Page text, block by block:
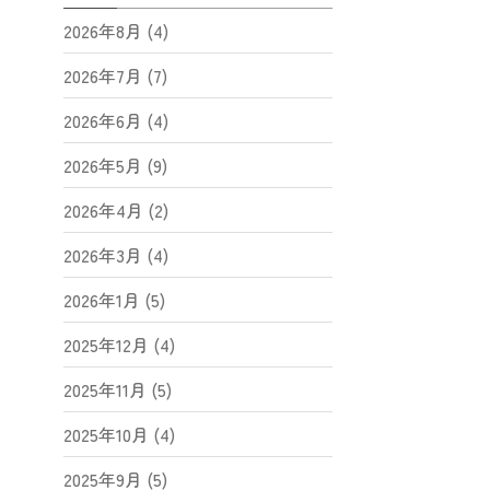
2026年8月 (4)
2026年7月 (7)
2026年6月 (4)
2026年5月 (9)
2026年4月 (2)
2026年3月 (4)
2026年1月 (5)
2025年12月 (4)
2025年11月 (5)
2025年10月 (4)
2025年9月 (5)